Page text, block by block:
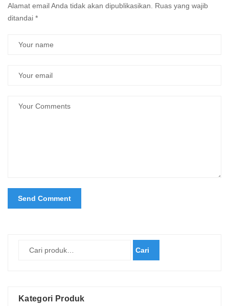
Alamat email Anda tidak akan dipublikasikan.
Ruas yang wajib
ditandai *
Cari
Kategori Produk